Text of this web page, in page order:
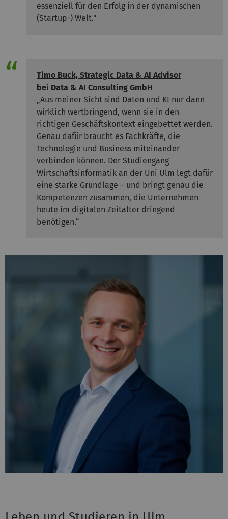
essenziell für den Erfolg in der dynamischen
(Startup-) Welt."
Timo Buck, Strategic Data & AI Advisor
bei Data & AI Consulting GmbH
„Aus meiner Sicht sind Daten und KI nur dann
wirklich wertbringend, wenn sie in den
richtigen Geschäftskontext eingebettet werden.
Genau dafür braucht es Fachkräfte, die
Technologie und Business miteinander
verbinden können. Der Studiengang
Wirtschaftsinformatik an der Uni Ulm legt dafür
eine starke Grundlage – und bringt genau die
Kompetenzen zusammen, die Unternehmen
heute im digitalen Zeitalter dringend
benötigen.“